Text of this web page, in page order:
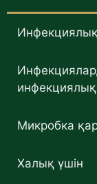
Микробка
Халық үшін